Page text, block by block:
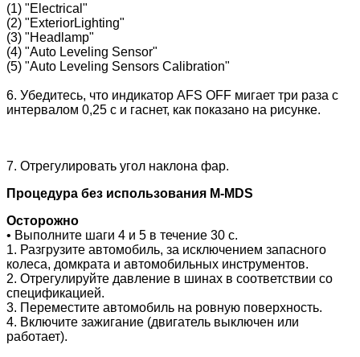
(1) "Electrical"
(2) "ExteriorLighting"
(3) "Headlamp"
(4) "Auto Leveling Sensor"
(5) "Auto Leveling Sensors Calibration"
6. Убедитесь, что индикатор AFS OFF мигает три раза с
интервалом 0,25 с и гаснет, как показано на рисунке.
7. Отрегулировать угол наклона фар.
Процедура без использования M-MDS
Осторожно
• Выполните шаги 4 и 5 в течение 30 с.
1. Разгрузите автомобиль, за исключением запасного
колеса, домкрата и автомобильных инструментов.
2. Отрегулируйте давление в шинах в соответствии со
спецификацией.
3. Переместите автомобиль на ровную поверхность.
4. Включите зажигание (двигатель выключен или
работает).